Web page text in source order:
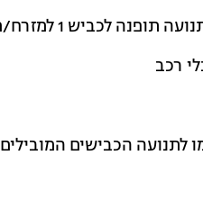
רכב
לתנועה הכבישים המובילים